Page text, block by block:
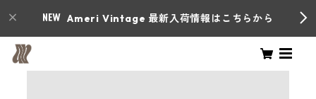
Ameri Vintage 最新入荷情報はこちらから